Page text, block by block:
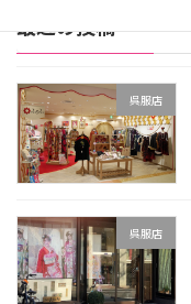
最近の投稿
呉服店
呉服店